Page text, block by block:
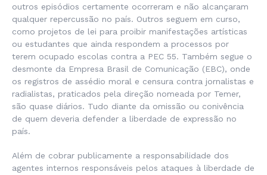
outros episódios certamente ocorreram e não alcançaram
qualquer repercussão no país. Outros seguem em curso,
como projetos de lei para proibir manifestações artísticas
ou estudantes que ainda respondem a processos por
terem ocupado escolas contra a PEC 55. Também segue o
desmonte da Empresa Brasil de Comunicação (EBC), onde
os registros de assédio moral e censura contra jornalistas e
radialistas, praticados pela direção nomeada por Temer,
são quase diários. Tudo diante da omissão ou conivência
de quem deveria defender a liberdade de expressão no
país.
Além de cobrar publicamente a responsabilidade dos
agentes internos responsáveis pelos ataques à liberdade de